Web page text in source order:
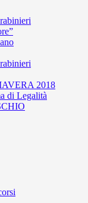
2018
di Legalità